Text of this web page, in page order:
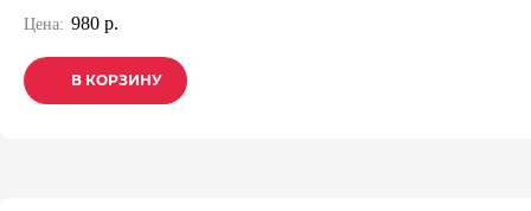
Цена: 980 р.
В КОРЗИНУ
В КОРЗИНУ
В КОРЗИНУ